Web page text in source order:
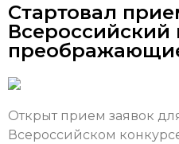
Стартовал
Всероссийский
Открыт прием заявок
Всероссийском